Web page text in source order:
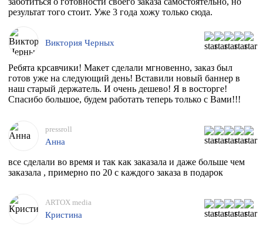
результат того стоит. Уже 3 года хожу только сюда.
Виктория Черных
Ребята крсавчики! Макет сделали мгновенно, заказ был
готов уже на следующий день! Вставили новый баннер в
наш старый держатель. И очень дешево! Я в восторге!
Спасибо большое, будем работать теперь только с Вами!!!
pressroll
Анна
все сделали во время и так как заказала и даже больше чем
заказала , примерно по 20 с каждого заказа в подарок
ARTOX media
Кристина